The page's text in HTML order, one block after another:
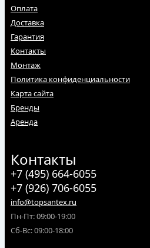
Оплата
Доставка
Гарантия
Контакты
Монтаж
Политика конфиденциальности
Карта сайта
Бренды
Аренда
Контакты
+7 (495) 664-6055
+7 (926) 706-6055
info@topsantex.ru
Пн-Пт: 09:00-19:00
Сб-Вс: 09:00-18:00